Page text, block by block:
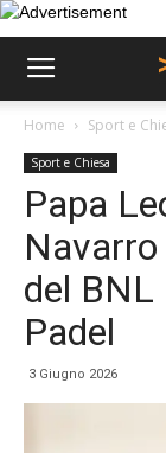
Home Sport e
Sport e Chiesa
Papa
del
Padel
3 Giugno 2026